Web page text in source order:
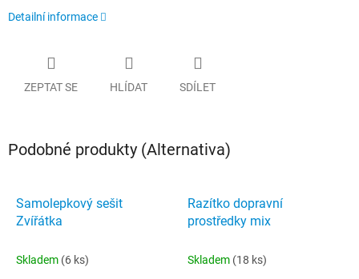
Detailní informace
ZEPTAT SE HLÍDAT SDÍLET
Podobné produkty (Alternativa)
Samolepkový sešit
Zvířátka
Skladem (6 ks)
Razítko dopravní
prostředky mix
Skladem (18 ks)